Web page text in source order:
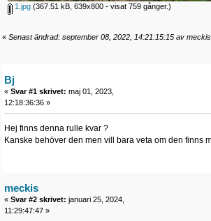
1.jpg (367.51 kB, 639x800 - visat 759 gånger.)
« Senast ändrad: september 08, 2022, 14:21:15:15 av meckis
Bj
« Svar #1 skrivet: maj 01, 2023,
12:18:36:36 »
Hej finns denna rulle kvar ?
Kanske behöver den men vill bara veta om den finns
meckis
« Svar #2 skrivet: januari 25, 2024,
11:29:47:47 »